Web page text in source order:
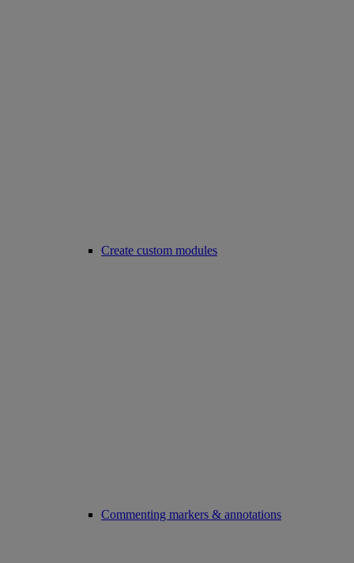
Create custom modules
Commenting markers & annotations